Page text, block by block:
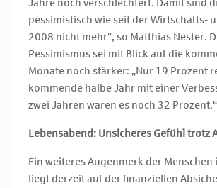
Jahre noch verschlechtert. Damit sind
pessimistisch wie seit der Wirtschafts-
2008 nicht mehr“, so Matthias Nester.
Pessimismus sei mit Blick auf die
Monate noch stärker: „Nur 19 Prozent
kommende halbe Jahr mit einer
zwei Jahren waren es noch 32 Prozent.“
Lebensabend: Unsicheres Gefühl trotz
Ein weiteres Augenmerk der Menschen
liegt derzeit auf der finanziellen